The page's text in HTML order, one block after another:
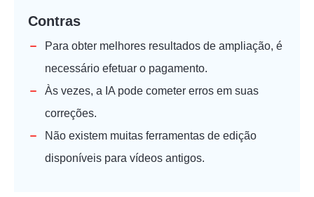
Contras
Para obter melhores resultados de ampliação, é
necessário efetuar o pagamento.
Às vezes, a IA pode cometer erros em suas
correções.
Não existem muitas ferramentas de edição
disponíveis para vídeos antigos.